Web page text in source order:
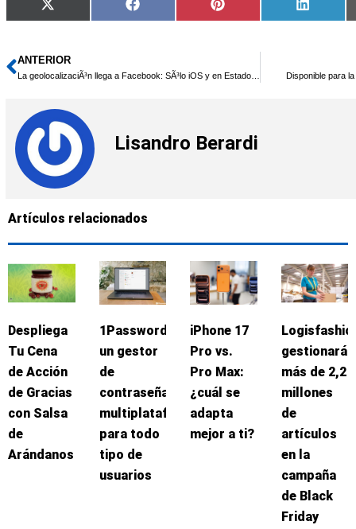
Compartir
en
X
(Twitter)
Compartir
en
Facebook
Compartir
en
Pinterest
en
LinkedIn
Ant
ANTERIOR
La geolocalizaciÃ³n llega a Facebook: SÃ³lo iOS y en Estados Unidos Disponible para
Lisandro Berardi
Artículos relacionados
Despliega
Tu Cena
de Acción
de Gracias
con Salsa
de
Arándanos
1Password:
un gestor
de
contraseñas
multiplataforma
para todo
tipo de
usuarios
iPhone 17
Pro vs.
Pro Max:
¿cuál se
adapta
mejor a ti?
gestionará
más de 2,2
millones
de
artículos
en la
campaña
de Black
Friday